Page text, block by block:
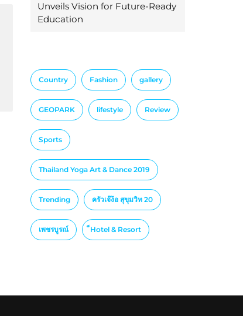
Unveils Vision for Future-Ready
Education
Country Fashion gallery
GEOPARK lifestyle Review
Sports
Thailand Yoga Art & Dance 2019
Trending ครัวเจ๊ง้อ สุขุมวิท 20
เพชรบูรณ์ ็Hotel & Resort